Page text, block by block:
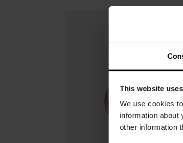
This website
We use cookies
information about
other information